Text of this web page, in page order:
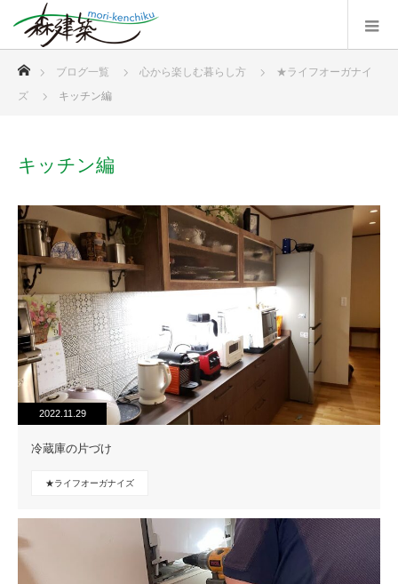
ブログ一覧 心から楽しむ暮らし方
★ライフオーガナイ
ズ
キッチン編
キッチン編
2022.11.29
冷蔵庫の片づけ
★ライフオーガナイズ